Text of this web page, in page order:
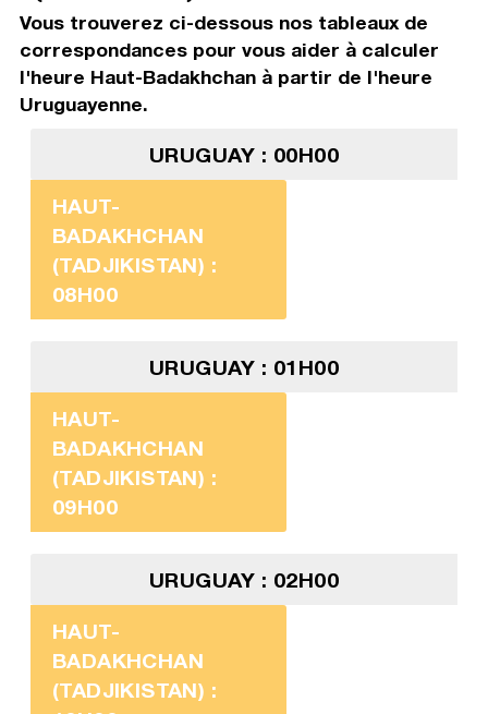
Vous trouverez ci-dessous nos tableaux de
correspondances pour vous aider à calculer
l'heure Haut-Badakhchan à partir de l'heure
Uruguayenne.
URUGUAY : 00H00
HAUT-
BADAKHCHAN
(TADJIKISTAN) :
08H00
URUGUAY : 01H00
HAUT-
BADAKHCHAN
(TADJIKISTAN) :
09H00
URUGUAY : 02H00
HAUT-
BADAKHCHAN
(TADJIKISTAN) :